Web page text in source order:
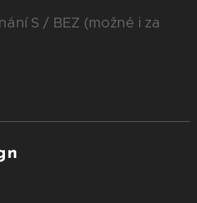
S / BEZ (možné i za